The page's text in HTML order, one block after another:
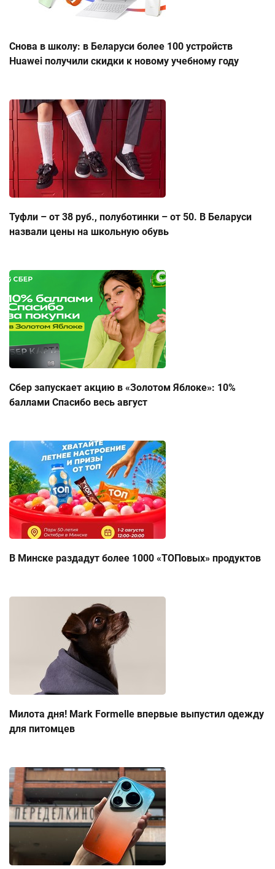
Снова в школу: в Беларуси более 100 устройств
Huawei получили скидки к новому учебному году
Туфли – от 38 руб., полуботинки – от 50. В Беларуси
назвали цены на школьную обувь
Сбер запускает акцию в «Золотом Яблоке»: 10%
баллами Спасибо весь август
В Минске раздадут более 1000 «ТОПовых» продуктов
Милота дня! Mark Formelle впервые выпустил одежду
для питомцев